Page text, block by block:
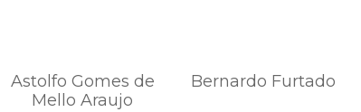
Astolfo Gomes de
Mello Araujo
Bernardo Furtado